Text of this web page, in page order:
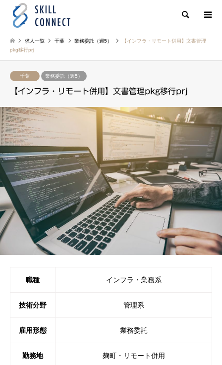
検索
求人一覧 千葉 業務委託（週5）
【インフラ・リモート併用】文書管理
pkg移行prj
千葉 業務委託（週5）
【インフラ・リモート併用】文書管理pkg移行prj
職種 インフラ・業務系
技術分野 管理系
雇用形態 業務委託
勤務地 麹町・リモート併用